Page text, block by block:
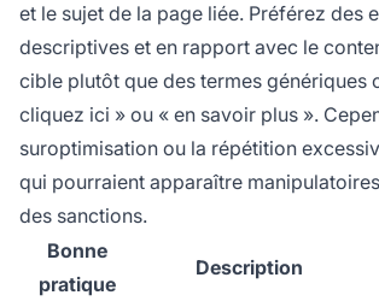
et le sujet de la page liée. Préférez des
descriptives et en rapport avec le
cible plutôt que des termes génériques
cliquez ici » ou « en savoir plus ».
suroptimisation ou la répétition
qui pourraient apparaître
des sanctions.
Bonne
pratique
Description